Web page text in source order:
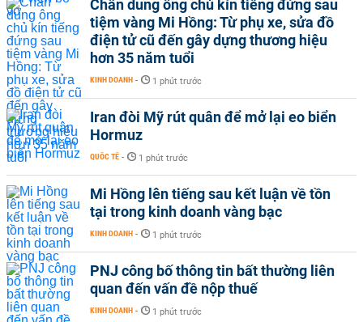
Chân dung ông chủ kín tiếng đứng sau
tiệm vàng Mi Hồng: Từ phụ xe, sửa đồ
điện tử cũ đến gây dựng thương hiệu
hơn 35 năm tuổi
KINH DOANH - 1 phút trước
Iran đòi Mỹ rút quân để mở lại eo biển
Hormuz
QUỐC TẾ - 1 phút trước
Mi Hồng lên tiếng sau kết luận về tồn
tại trong kinh doanh vàng bạc
KINH DOANH - 1 phút trước
PNJ công bố thông tin bất thường liên
quan đến vấn đề nộp thuế
KINH DOANH - 1 phút trước